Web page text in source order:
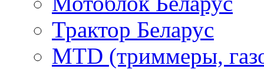
Трактор Беларус
MTD (триммеры,